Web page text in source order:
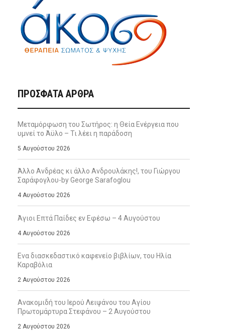
ΠΡΌΣΦΑΤΑ ΆΡΘΡΑ
Μεταμόρφωση του Σωτήρος: η Θεία Ενέργεια που
υμνεί το Άϋλο – Τι λέει η παράδοση
5 Αυγούστου 2026
Άλλο Ανδρέας κι άλλο Ανδρουλάκης!, του Γιώργου
Σαράφογλου-by George Sarafoglou
4 Αυγούστου 2026
Άγιοι Επτά Παίδες εν Εφέσω – 4 Αυγούστου
4 Αυγούστου 2026
Ενα διασκεδαστικό καφενείο βιβλίων, του Ηλία
Καραβόλια
2 Αυγούστου 2026
Ανακομιδή του Ιερού Λειψάνου του Αγίου
Πρωτομάρτυρα Στεφάνου – 2 Αυγούστου
2 Αυγούστου 2026